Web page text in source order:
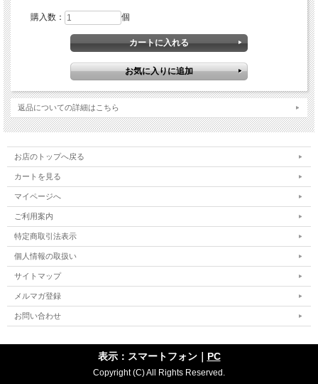
購入数： 個
返品についての詳細はこちら
お店のトップへ戻る
カートを見る
マイページへ
ご利用案内
特定商取引法表示
個人情報の取扱い
サイトマップ
メルマガ登録
お問い合わせ
表示：スマートフォン｜ PC
Copyright (C) All Rights Reserved.